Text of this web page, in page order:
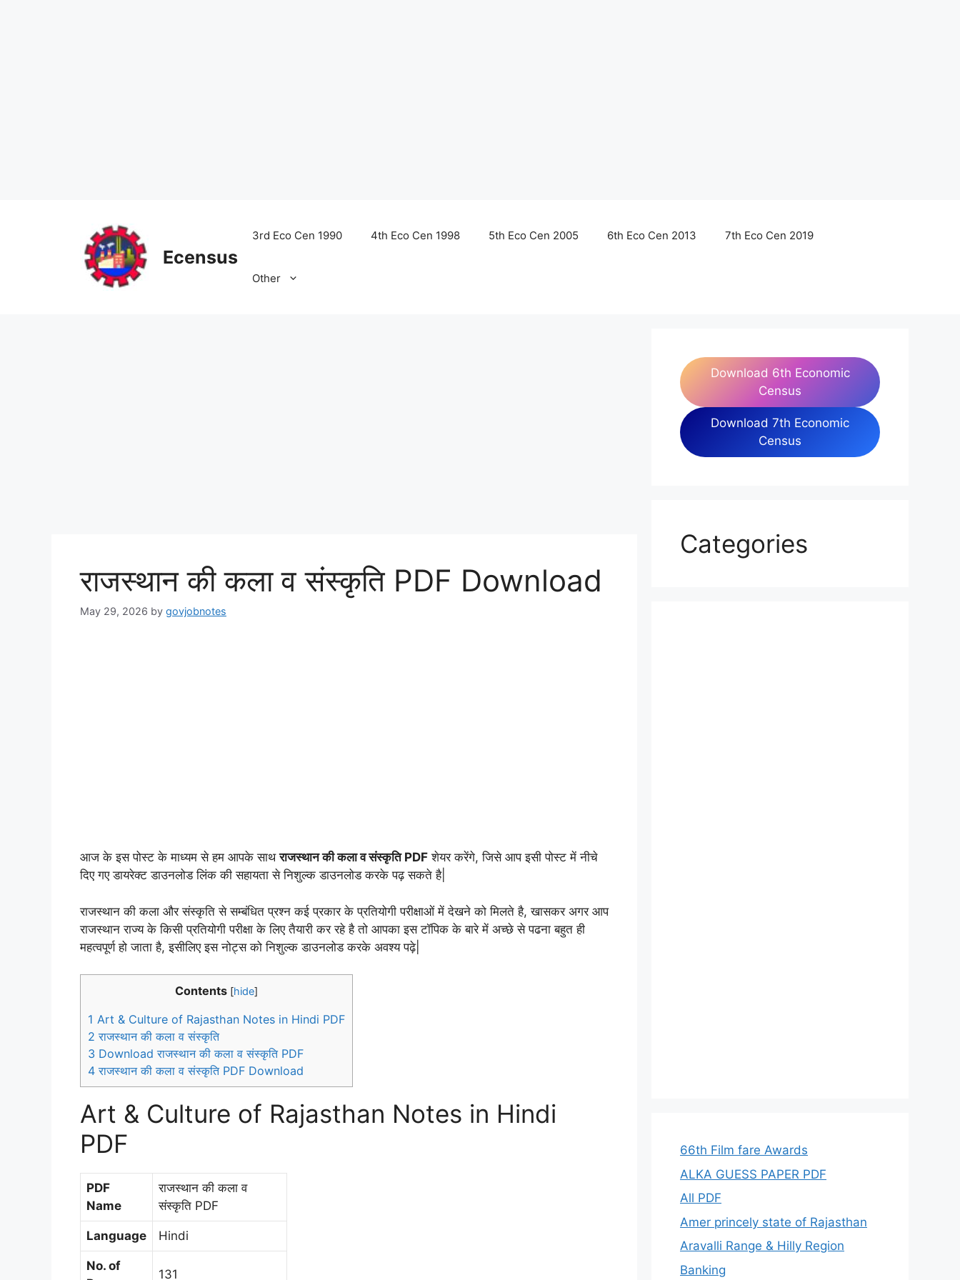
Ecensus
3rd Eco Cen 1990 4th Eco Cen 1998 5th Eco Cen 2005 6th Eco Cen 2013 7th Eco Cen 2019
Other
राजस्थान की कला व संस्कृति PDF Download
May 29, 2026 by govjobnotes
आज के इस पोस्ट के माध्यम से हम आपके साथराजस्थान की कला व संस्कृति PDF शेयर करेंगे, जिसे आप इसी पोस्ट में नीचे
दिए गए डायरेक्ट डाउनलोड लिंक की सहायता से निशुल्क डाउनलोड करके पढ़ सकते है|
राजस्थान की कला और संस्कृति से सम्बंधित प्रश्न कई प्रकार के प्रतियोगी परीक्षाओं में देखने को मिलते है, खासकर अगर आप
राजस्थान राज्य के किसी प्रतियोगी परीक्षा के लिए तैयारी कर रहे है तो आपका इस टॉपिक के बारे में अच्छे से पढना बहुत ही
महत्वपूर्ण हो जाता है, इसीलिए इस नोट्स को निशुल्क डाउनलोड करके अवश्य पढ़े|
Contents [hide]
1 Art & Culture of Rajasthan Notes in Hindi PDF
2 राजस्थान की कला व संस्कृति
3 Download राजस्थान की कला व संस्कृति PDF
4 राजस्थान की कला व संस्कृति PDF Download
Art & Culture of Rajasthan Notes in Hindi
PDF
PDF
Name
राजस्थान की कला व
संस्कृति PDF
Language Hindi
No. of
131
Download 6th Economic
Census
Download 7th Economic
Census
Categories
66th Film fare Awards
ALKA GUESS PAPER PDF
All PDF
Amer princely state of Rajasthan
Aravalli Range & Hilly Region
Banking